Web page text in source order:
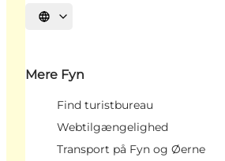
Vælg sprog
Mere Fyn
Find turistbureau
Webtilgængelighed
Transport på Fyn og Øerne